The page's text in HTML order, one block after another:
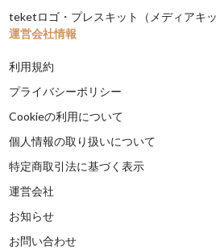
teketロゴ・プレスキット（メディアキッ
運営会社情報
利用規約
プライバシーポリシー
Cookieの利用について
個人情報の取り扱いについて
特定商取引法に基づく表示
運営会社
お知らせ
お問い合わせ